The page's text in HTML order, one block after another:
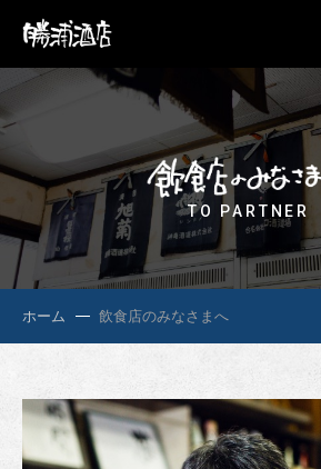
TO PARTNER
ホーム 飲食店のみなさまへ